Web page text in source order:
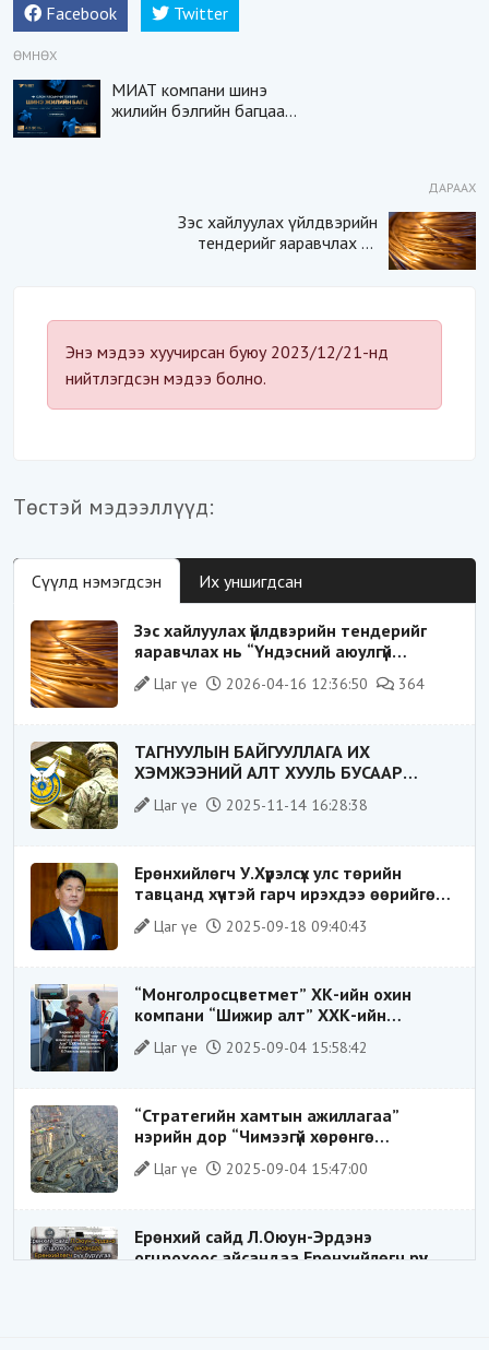
Facebook Twitter
ӨМНӨХ
МИАТ компани шинэ
жилийн бэлгийн багцаа
ДАРААХ
Зэс хайлуулах үйлдвэрийн
тендерийг яаравчлах нь
Энэ мэдээ хуучирсан буюу 2023/12/21-нд
нийтлэгдсэн мэдээ болно.
Төстэй мэдээллүүд:
Сүүлд нэмэгдсэн Их уншигдсан
Зэс хайлуулах үйлдвэрийн тендерийг
яаравчлах нь “Үндэсний аюулгүй
байдал“-д эрсдэлтэй юу?
Цаг үе 2026-04-16 12:36:50 364
ТАГНУУЛЫН БАЙГУУЛЛАГА ИХ
ХЭМЖЭЭНИЙ АЛТ ХУУЛЬ БУСААР
ХИЛЭЭР ГАРГАХ ГЭЖ БАЙСАН
ҮЙЛДЛИЙГ ТАСЛАН ЗОГСООЛОО
Цаг үе 2025-11-14 16:28:38
Ерөнхийлөгч У.Хүрэлсүх улс төрийн
тавцанд хүчтэй гарч ирэхдээ өөрийгөө
шударга ёсны төлөө тэмцэгч, “хуучин
тогтолцооны хонгилыг нураагч” гэсэн
Цаг үе 2025-09-18 09:40:43
“Монголросцветмет” ХК-ийн охин
компани “Шижир алт” ХХК-ийн
Гүйцэтгэх захирлаар ажиллаж байсан
О.Баттөмөрт холбогдох хэрэг хаашаа
Цаг үе 2025-09-04 15:58:42
“Стратегийн хамтын ажиллагаа”
нэрийн дор “Чимээгүй хөрөнгө
хуримтлал”
Цаг үе 2025-09-04 15:47:00
Ерөнхий сайд Л.Оюун-Эрдэнэ
огцрохоос айсандаа Ерөнхийлөгч рүү